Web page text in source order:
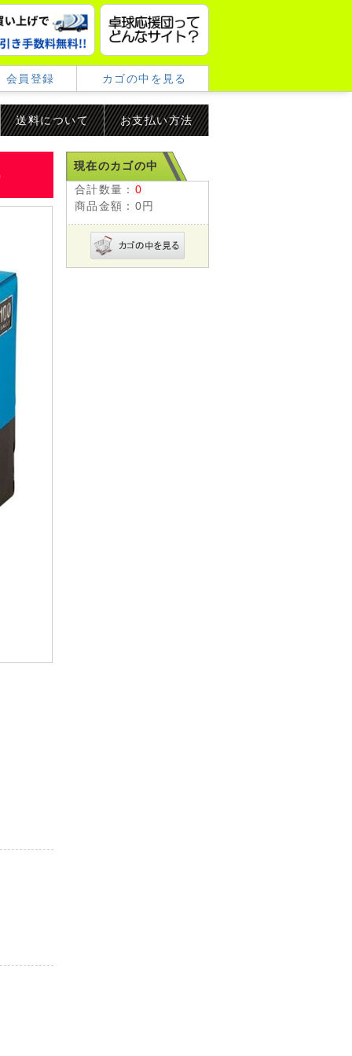
会員登録 カゴの中を見る
送料について お支払い方法
現在のカゴの中
合計数量： 0
商品金額： 0円